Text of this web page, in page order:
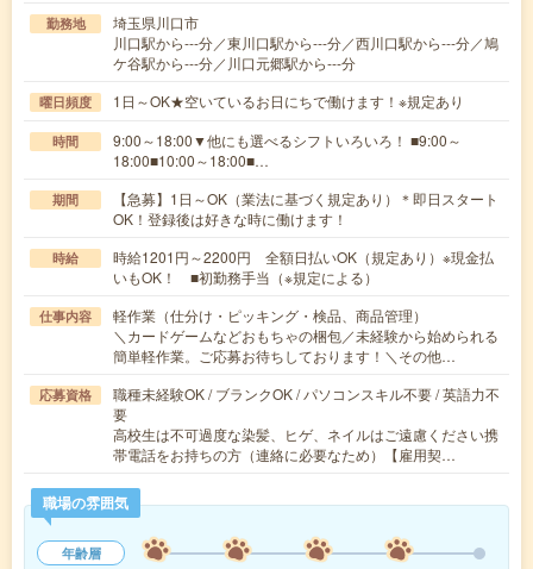
勤務地
埼玉県川口市
川口駅から---分／東川口駅から---分／西川口駅から---分／鳩
ケ谷駅から---分／川口元郷駅から---分
曜日頻度 1日～OK★空いているお日にちで働けます！※規定あり
時間
9:00～18:00▼他にも選べるシフトいろいろ！ ■9:00～
18:00■10:00～18:00■…
期間
【急募】1日～OK（業法に基づく規定あり）＊即日スタート
OK！登録後は好きな時に働けます！
時給
時給1201円～2200円 全額日払いOK（規定あり）※現金払
いもOK！ ■初勤務手当（※規定による）
仕事内容
軽作業（仕分け・ピッキング・検品、商品管理）
＼カードゲームなどおもちゃの梱包／未経験から始められる
簡単軽作業。ご応募お待ちしております！＼その他…
応募資格
職種未経験OK / ブランクOK / パソコンスキル不要 / 英語力不
要
高校生は不可過度な染髪、ヒゲ、ネイルはご遠慮ください携
帯電話をお持ちの方（連絡に必要なため）【雇用契…
職場の雰囲気
年齢層